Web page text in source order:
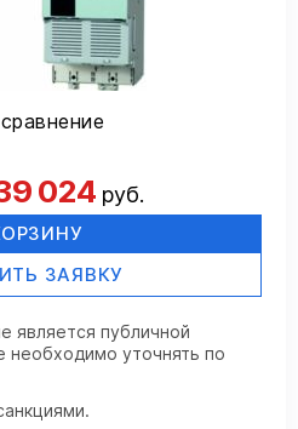
024руб.
ЗАЯВКУ
является публичной
необходимо уточнять по